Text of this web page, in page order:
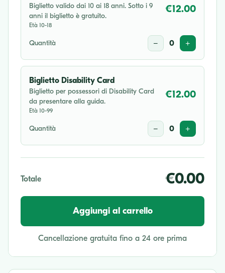
Biglietto valido dai 10 ai 18 anni. Sotto i 9
anni il biglietto è gratuito.
Età 10-18
€12.00
Quantità − 0 +
Biglietto Disability Card
Biglietto per possessori di Disability Card
da presentare alla guida.
Età 10-99
€12.00
Quantità − 0 +
Totale €0.00
Aggiungi al carrello
Cancellazione gratuita fino a 24 ore prima